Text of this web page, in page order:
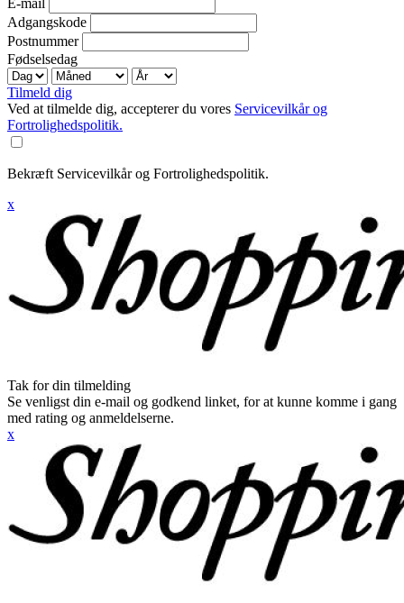
E-mail
Adgangskode
Postnummer
Fødselsedag
Tilmeld dig
Ved at tilmelde dig, accepterer du vores Servicevilkår og
Fortrolighedspolitik.
Bekræft Servicevilkår og Fortrolighedspolitik.
x
Tak for din tilmelding
Se venligst din e-mail og godkend linket, for at kunne komme i gang
med rating og anmeldelserne.
x